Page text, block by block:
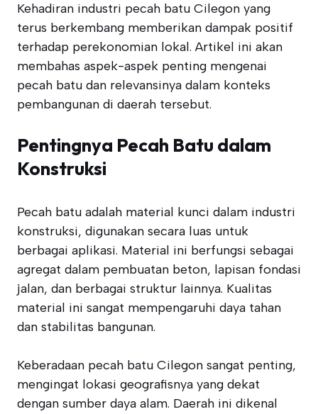
Kehadiran industri pecah batu Cilegon yang
terus berkembang memberikan dampak positif
terhadap perekonomian lokal. Artikel ini akan
membahas aspek-aspek penting mengenai
pecah batu dan relevansinya dalam konteks
pembangunan di daerah tersebut.
Pentingnya Pecah Batu dalam
Konstruksi
Pecah batu adalah material kunci dalam industri
konstruksi, digunakan secara luas untuk
berbagai aplikasi. Material ini berfungsi sebagai
agregat dalam pembuatan beton, lapisan fondasi
jalan, dan berbagai struktur lainnya. Kualitas
material ini sangat mempengaruhi daya tahan
dan stabilitas bangunan.
Keberadaan pecah batu Cilegon sangat penting,
mengingat lokasi geografisnya yang dekat
dengan sumber daya alam. Daerah ini dikenal